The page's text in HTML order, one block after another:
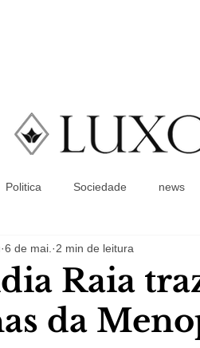
Politica Sociedade news
Raia
da
6 de mai. 2 min de leitura